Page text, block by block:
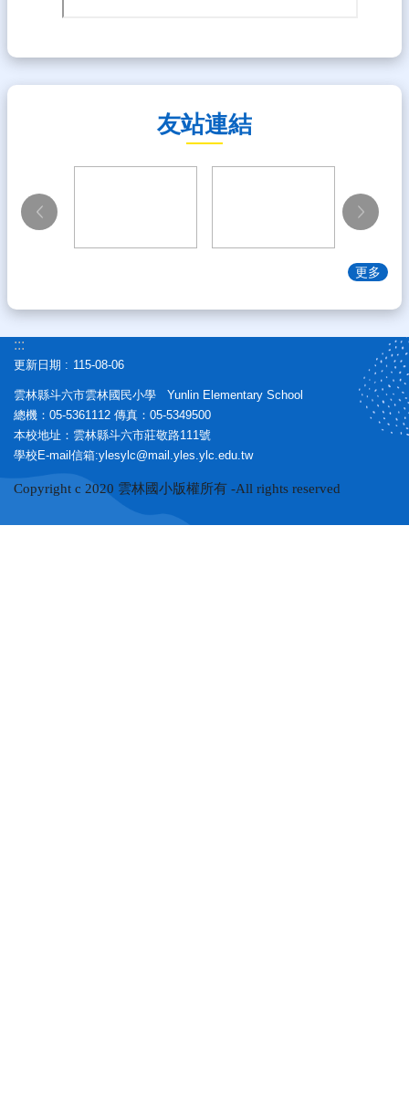
友站連結
更多
:::
更新日期 115-08-06
雲林縣斗六市雲林國民小學 Yunlin Elementary School
總機：05-5361112 傳真：05-5349500
本校地址：雲林縣斗六市莊敬路111號
學校E-mail信箱:ylesylc@mail.yles.ylc.edu.tw
Copyright c 2020 雲林國小版權所有 -All rights reserved